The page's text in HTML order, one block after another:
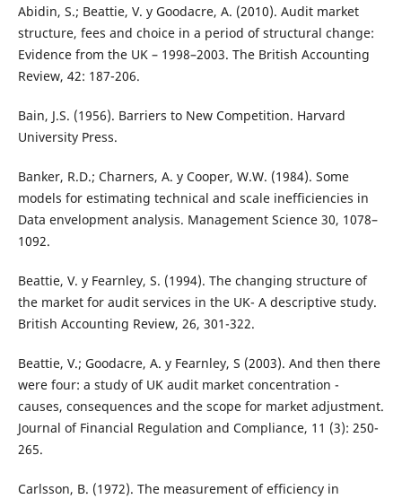
Abidin, S.; Beattie, V. y Goodacre, A. (2010). Audit market
structure, fees and choice in a period of structural change:
Evidence from the UK – 1998–2003. The British Accounting
Review, 42: 187-206.
Bain, J.S. (1956). Barriers to New Competition. Harvard
University Press.
Banker, R.D.; Charners, A. y Cooper, W.W. (1984). Some
models for estimating technical and scale inefficiencies in
Data envelopment analysis. Management Science 30, 1078–
1092.
Beattie, V. y Fearnley, S. (1994). The changing structure of
the market for audit services in the UK- A descriptive study.
British Accounting Review, 26, 301-322.
Beattie, V.; Goodacre, A. y Fearnley, S (2003). And then there
were four: a study of UK audit market concentration -
causes, consequences and the scope for market adjustment.
Journal of Financial Regulation and Compliance, 11 (3): 250-
265.
Carlsson, B. (1972). The measurement of efficiency in